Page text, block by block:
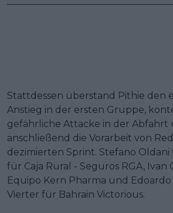
Stattdessen überstand Pithie den
Anstieg in der ersten Gruppe,
gefährliche Attacke in der
anschließend die Vorarbeit von
dezimierten Sprint. Stefano
für Caja Rural - Seguros RGA,
Equipo Kern Pharma und Edoardo
Vierter für Bahrain Victorious.